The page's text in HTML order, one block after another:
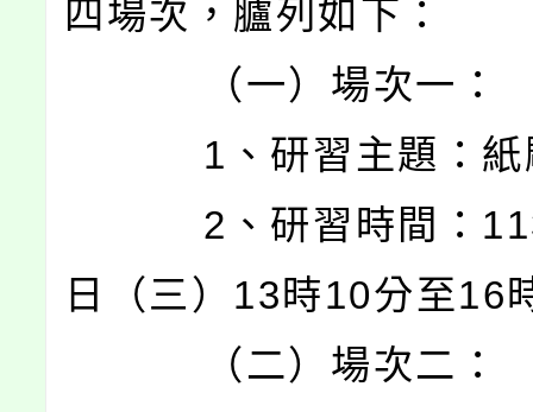
四場次，臚列如下：
（一）場次一：
1、研習主題：紙
2、研習時間：113
日（三）13時10分至16
（二）場次二：